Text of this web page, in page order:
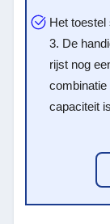
Het toestel
3. De
rijst nog
capaciteit